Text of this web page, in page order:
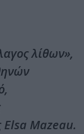
λίθων»,
Elsa Mazeau.